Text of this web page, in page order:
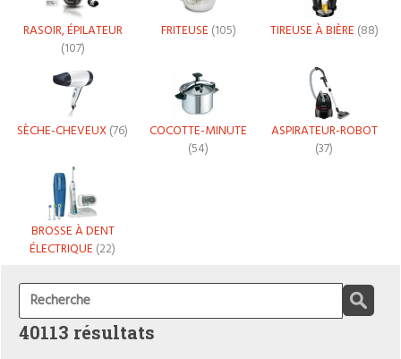
RASOIR, ÉPILATEUR
(107)
FRITEUSE (105) TIREUSE À BIÈRE (88)
SÈCHE-CHEVEUX(76)
COCOTTE-MINUTE
(54)
ASPIRATEUR-ROBOT
(37)
BROSSE À DENT
ÉLECTRIQUE (22)
40113 résultats